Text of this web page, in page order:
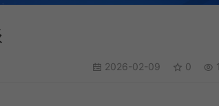
2026-02-09 0